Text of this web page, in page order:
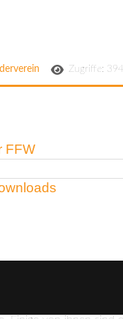
Zugriffe:
FFW